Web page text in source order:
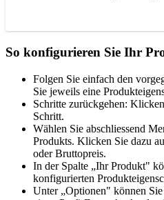
So konfigurieren Sie Ihr
Folgen Sie einfach den
Sie jeweils eine
Schritte zurückgehen:
Schritt.
Wählen Sie abschliessend
Produkts. Klicken Sie dazu
oder Bruttopreis.
In der Spalte „Ihr Produkt"
konfigurierten
Unter „Optionen" können